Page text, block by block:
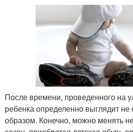
После времени, проведенного на
ребенка определенно выглядит
образом. Конечно, можно менять